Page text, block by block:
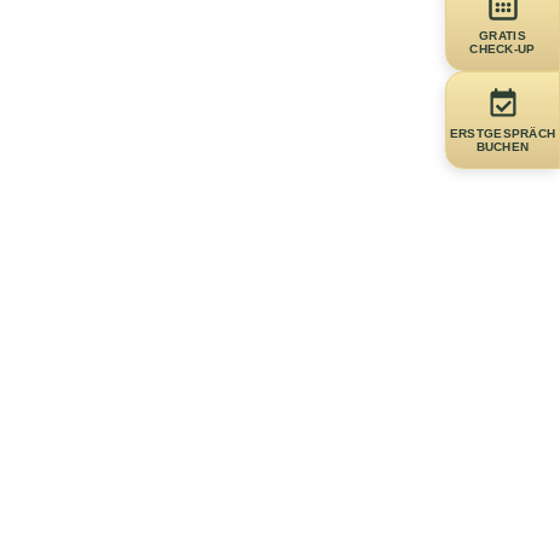
GRATIS
CHECK-UP
ERSTGESPRÄCH
BUCHEN